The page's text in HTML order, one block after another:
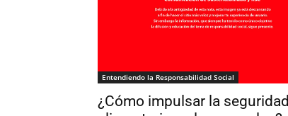
Entendiendo la Responsabilidad Social
¿Cómo impulsar la seguridad